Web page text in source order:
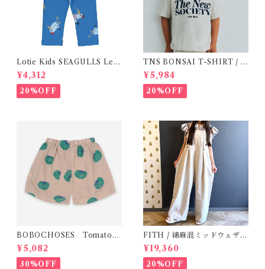
Lotie Kids SEAGULLS Leg
gings ( 6m- 24m )
¥4,312
20%OFF
TNS BONSAI T-SHIRT / 1
6Y
¥5,984
20%OFF
BOBOCHOSES Tomatoes
All Over Woven Shorts
¥5,082
30%OFF
FITH / 綿麻混ミッドウェザー
サロペット(OM) / Size 1・2
¥19,360
20%OFF